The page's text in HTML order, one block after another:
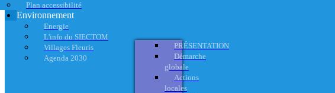
Plan accessibilité
Environnement
Energie
L'info du SIECTOM
Villages Fleuris
Agenda 2030
PRÉSENTATION
Démarche
globale
Actions
locales